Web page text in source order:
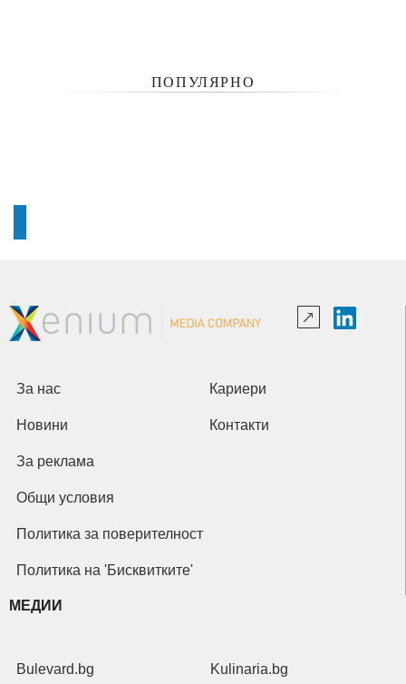
ПОПУЛЯРНО
За нас Кариери
Новини Контакти
За реклама
Общи условия
Политика за поверителност
Политика на 'Бисквитките'
МЕДИИ
Bulevard.bg Kulinaria.bg